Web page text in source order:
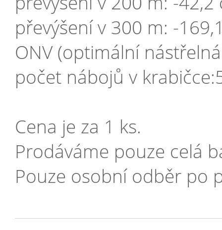
převýšení v 300 m: -
ONV (optimální
počet nábojů v
Cena je za 1 ks.
Prodáváme pouze celá
Pouze osobní odběr po